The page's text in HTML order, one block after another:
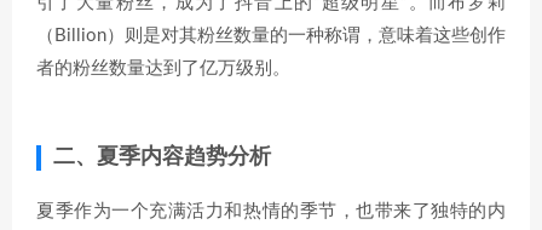
（Billion）则是对其粉丝数量的一种称谓，意味着这些创作
者的粉丝数量达到了亿万级别。
二、夏季内容趋势分析
夏季作为一个充满活力和热情的季节，也带来了独特的内